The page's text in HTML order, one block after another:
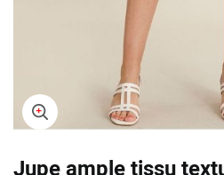
to
Jupe ample tissu